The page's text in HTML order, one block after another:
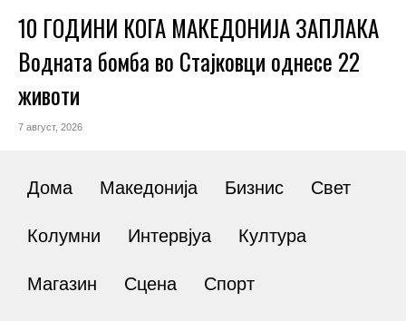
10 ГОДИНИ КОГА МАКЕДОНИЈА ЗАПЛАКА
Водната бомба во Стајковци однесе 22
животи
7 август, 2026
Дома Македонија Бизнис Свет
Колумни Интервјуа Култура
Магазин Сцена Спорт